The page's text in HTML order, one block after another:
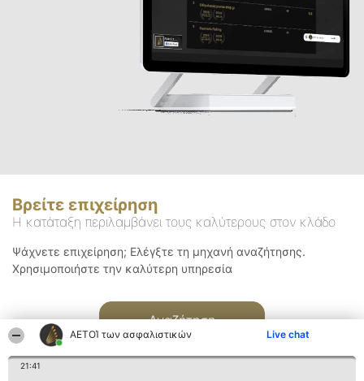
ΑΕΤΟΊ των ασφαλιστικών Live chat
21:41
Βρείτε επιχείρηση
Η κατάταξη περιλαμβάνει τους καλύτερους στον κλάδο
Ψάχνετε επιχείρηση; Ελέγξτε τη μηχανή αναζήτησης.
Χρησιμοποιήστε την καλύτερη υπηρεσία
Αναζήτηση